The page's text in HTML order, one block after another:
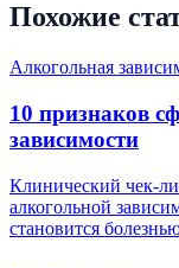
Похожие
Алкогольная
10 признаков
зависимости
Клинический чек-
алкогольной
становится